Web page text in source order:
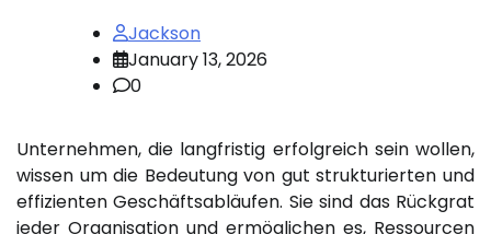
Jackson
January 13, 2026
0
Unternehmen, die langfristig erfolgreich sein wollen,
wissen um die Bedeutung von gut strukturierten und
effizienten Geschäftsabläufen. Sie sind das Rückgrat
jeder Organisation und ermöglichen es, Ressourcen